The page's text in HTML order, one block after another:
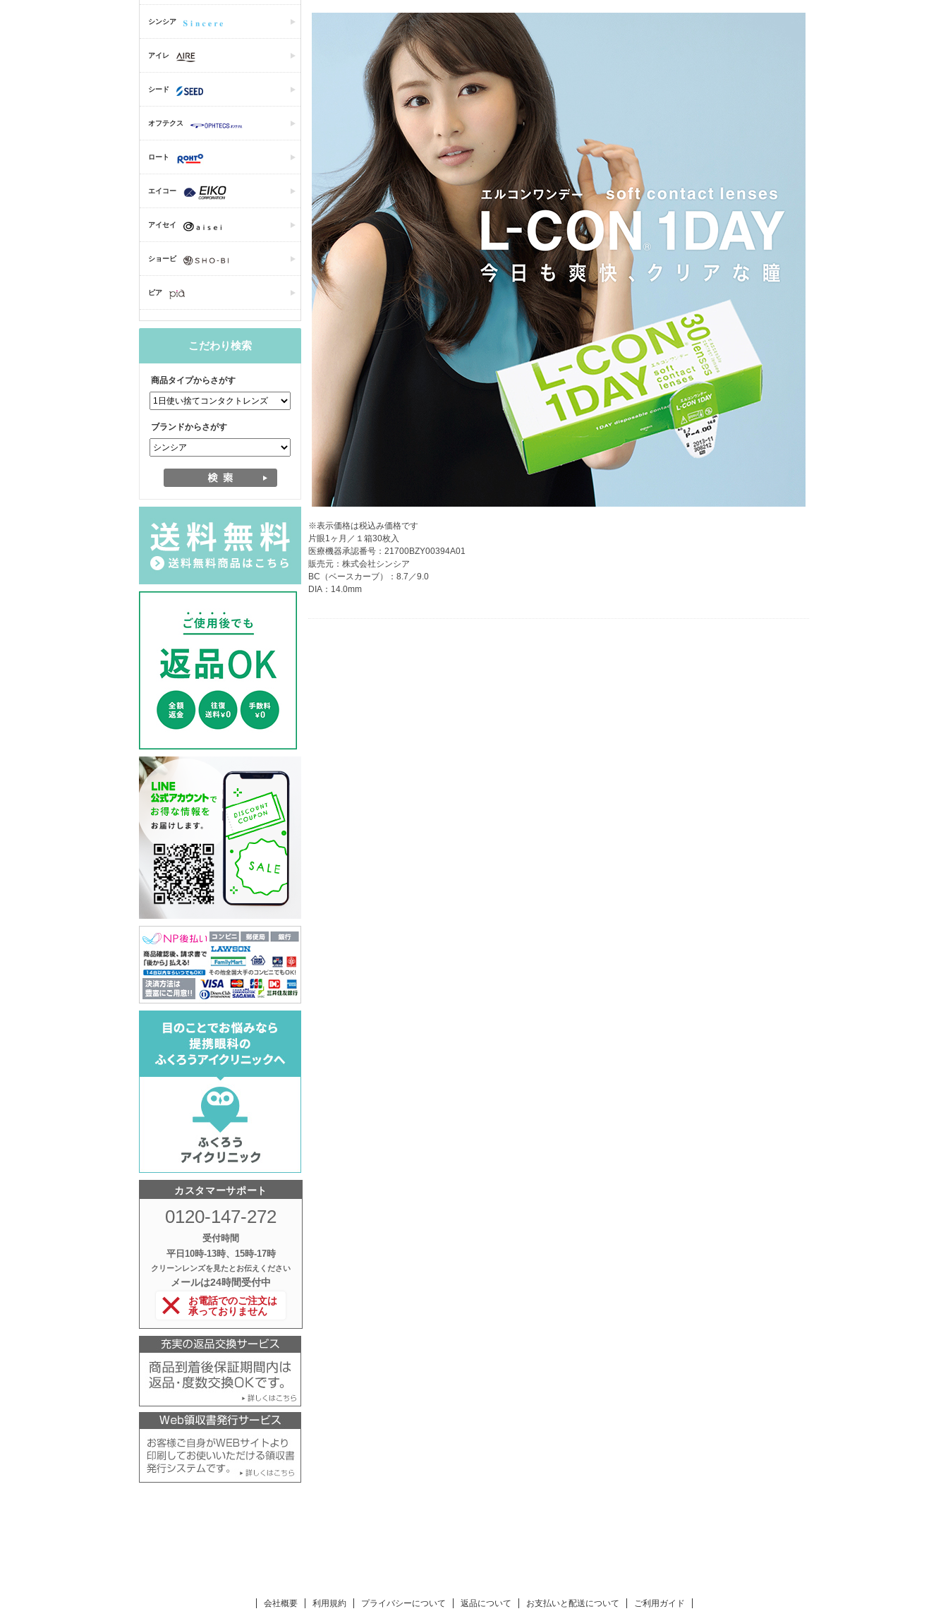
シンシア
アイレ
シード
オフテクス
ロート
エイコー
アイセイ
ショービ
ピア
こだわり検索
商品タイプからさがす
ブランドからさがす
カスタマーサポート
0120-147-272
受付時間
平日10時‐13時、15時‐17時
クリーンレンズを見たとお伝えください
メールは24時間受付中
お電話でのご注文は
承っておりません
※表示価格は税込み価格です
片眼1ヶ月／１箱30枚入
医療機器承認番号：21700BZY00394A01
販売元：株式会社シンシア
BC（ベースカーブ）：8.7／9.0
DIA：14.0mm
会社概要 利用規約 プライバシーについて 返品について お支払いと配送について ご利用ガイド